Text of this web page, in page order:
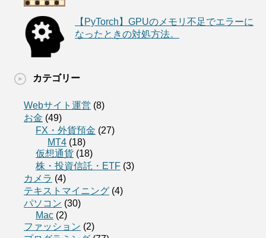
【PyTorch】GPUのメモリ不足でエラーに
なったときの対処方法。
カテゴリー
Webサイト運営 (8)
お金 (49)
FX・外貨預金 (27)
MT4 (18)
仮想通貨 (18)
株・投資信託・ETF (3)
カメラ (4)
テキストマイニング (4)
パソコン (30)
Mac (2)
ファッション (2)